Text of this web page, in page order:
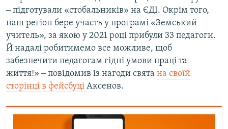
‒ підготували «стобальників» на ЄДІ. Окрім того,
наш регіон бере участь у програмі «Земський
учитель», за якою у 2021 році прибули 33 педагоги.
Й надалі робитимемо все можливе, щоб
забезпечити педагогам гідні умови праці та
життя!» ‒ повідомив із нагоди свята на своїй
сторінці в фейсбуці Аксенов.